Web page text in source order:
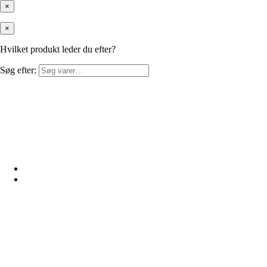
×
×
Hvilket produkt leder du efter?
Søg efter: